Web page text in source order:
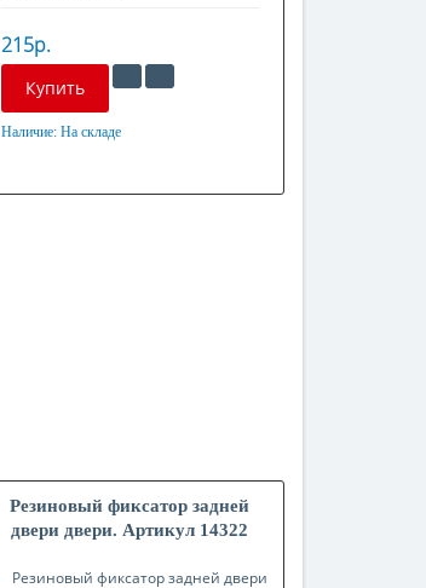
215р.
Купить
Наличие: На складе
Резиновый фиксатор задней
двери двери. Артикул 14322